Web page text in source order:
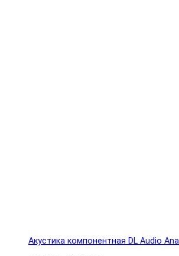
Акустика компонентная DL Audio